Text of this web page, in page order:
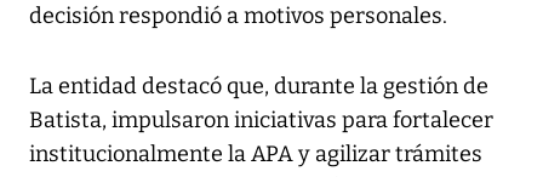
decisión respondió a motivos personales.
La entidad destacó que, durante la gestión de
Batista, impulsaron iniciativas para fortalecer
institucionalmente la APA y agilizar trámites